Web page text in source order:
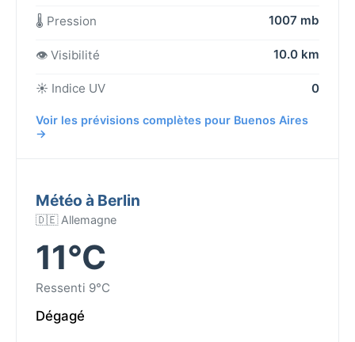
🌡️ Pression 1007 mb
👁️ Visibilité 10.0 km
☀️ Indice UV 0
Voir les prévisions complètes pour Buenos Aires
→
Météo à Berlin
🇩🇪 Allemagne
11°C
Ressenti 9°C
Dégagé